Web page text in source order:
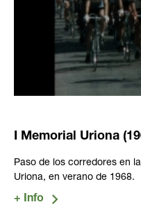
I Memorial Uriona
Paso de los corredores en
Uriona, en verano de 1968.